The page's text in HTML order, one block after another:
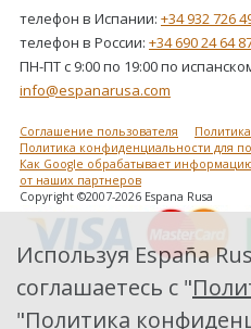
телефон в Испании: +34 932 726
телефон в России: +34 690 24 64
ПН-ПТ с 9:00 по 19:00 по
info@espanarusa.com
Соглашение пользователя
Политика конфиденциальности для
Как Google обрабатывает
от наших партнеров
Copyright ©2007-2026 Espana Rusa
Используя España
соглашаетесь с "
"Политика